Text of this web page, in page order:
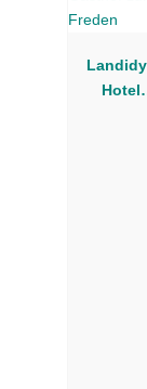
Hotel